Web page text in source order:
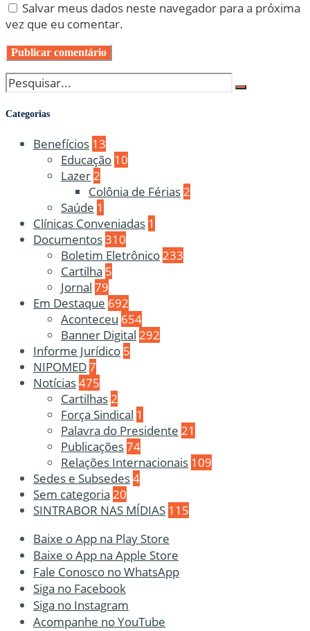
Salvar meus dados neste navegador para a próxima
vez que eu comentar.
Categorias
Benefícios 13
Educação 10
Lazer2
Colônia de Férias2
Saúde 1
Clínicas Conveniadas 1
Documentos310
Boletim Eletrônico233
Cartilha 5
Jornal 79
Em Destaque 692
Aconteceu 654
Banner Digital 292
Informe Jurídico 5
NIPOMED7
Notícias475
Cartilhas2
Força Sindical 1
Palavra do Presidente 21
Publicações74
Relações Internacionais 109
Sedes e Subsedes4
Sem categoria 20
SINTRABOR NAS MÍDIAS 115
Baixe o App na Play Store
Baixe o App na Apple Store
Fale Conosco no WhatsApp
Siga no Facebook
Siga no Instagram
Acompanhe no YouTube